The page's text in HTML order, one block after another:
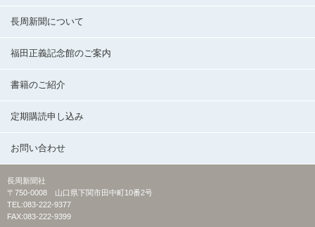
長周新聞について
福田正義記念館のご案内
書籍のご紹介
定期購読申し込み
お問い合わせ
長周新聞社
〒750-0008 山口県下関市田中町10番2号
TEL:083-222-9377
FAX:083-222-9399